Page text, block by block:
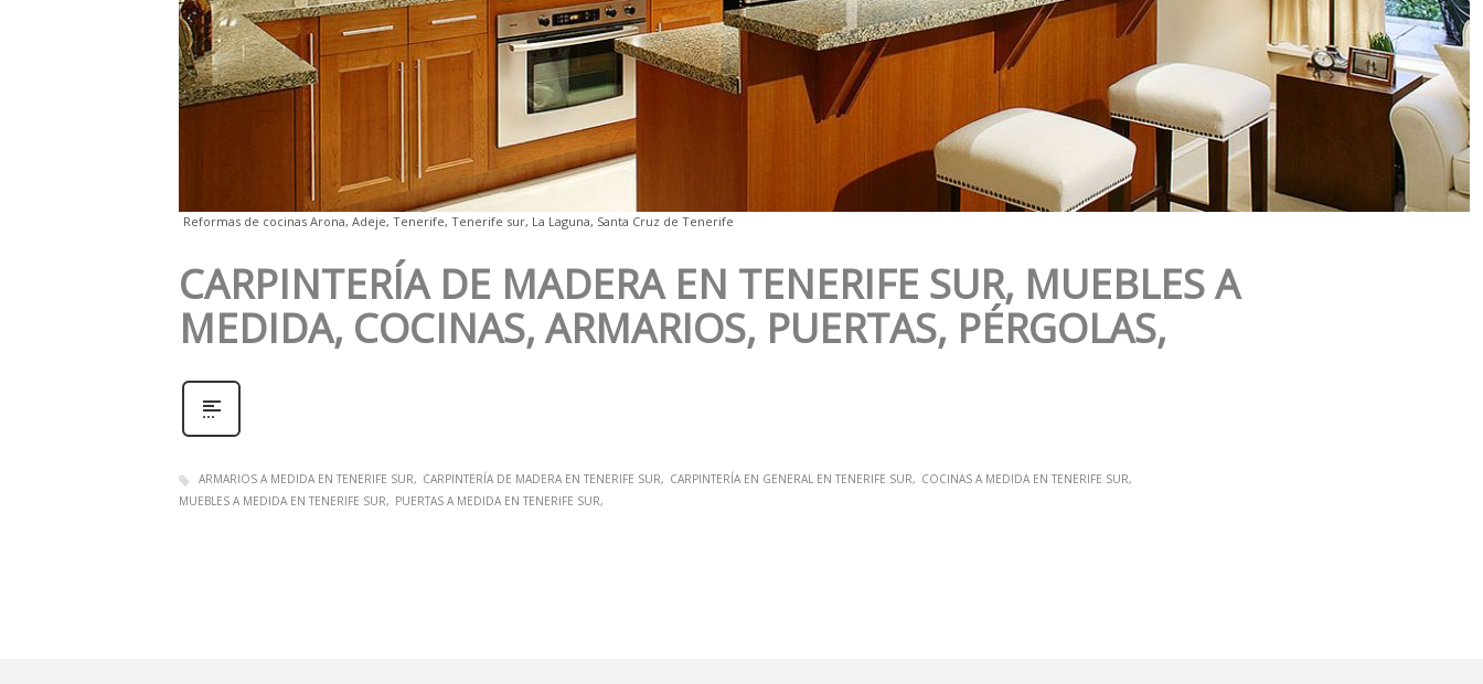
Reformas de cocinas Arona, Adeje, Tenerife, Tenerife sur, La Laguna, Santa Cruz de Tenerife
CARPINTERÍA DE MADERA EN TENERIFE SUR, MUEBLES A
MEDIDA, COCINAS, ARMARIOS, PUERTAS, PÉRGOLAS,
ARMARIOS A MEDIDA EN TENERIFE SUR CARPINTERÍA DE MADERA EN TENERIFE SUR CARPINTERÍA EN GENERAL EN TENERIFE SUR
COCINAS A MEDIDA EN TENERIFE SUR
MUEBLES A MEDIDA EN TENERIFE SUR
PUERTAS A MEDIDA EN TENERIFE SUR